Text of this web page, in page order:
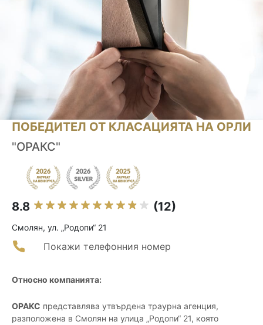
ПОБЕДИТЕЛ ОТ КЛАСАЦИЯТА НА ОРЛИ
"ОРАКС"
8.8 (12)
Смолян, ул. „Родопи“ 21
Покажи телефонния номер
Относно компанията:
ОРАКС представлява утвърдена траурна агенция,
разположена в Смолян на улица „Родопи“ 21, която